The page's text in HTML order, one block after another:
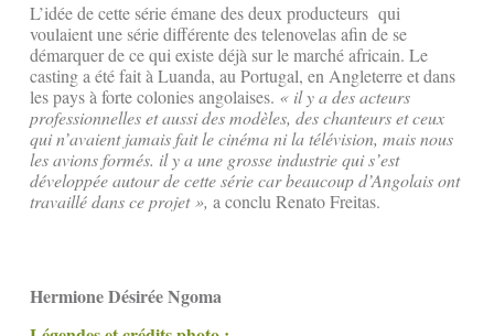
L’idée de cette série émane des deux producteurs qui
voulaient une série différente des telenovelas afin de se
démarquer de ce qui existe déjà sur le marché africain. Le
casting a été fait à Luanda, au Portugal, en Angleterre et dans
les pays à forte colonies angolaises. « il y a des acteurs
professionnelles et aussi des modèles, des chanteurs et ceux
qui n’avaient jamais fait le cinéma ni la télévision, mais nous
les avions formés. il y a une grosse industrie qui s’est
développée autour de cette série car beaucoup d’Angolais ont
travaillé dans ce projet », a conclu Renato Freitas.
Hermione Désirée Ngoma